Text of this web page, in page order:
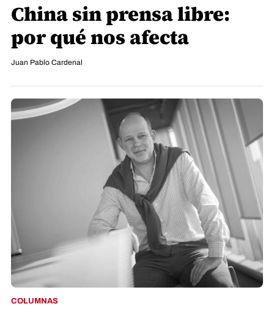
China sin prensa libre:
por qué nos afecta
Juan Pablo Cardenal
COLUMNAS